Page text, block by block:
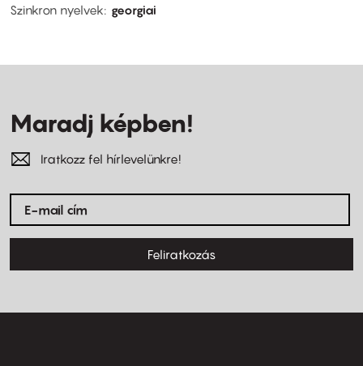
Szinkron nyelvek
georgiai
Maradj képben!
Iratkozz fel hírlevelünkre!
Feliratkozás